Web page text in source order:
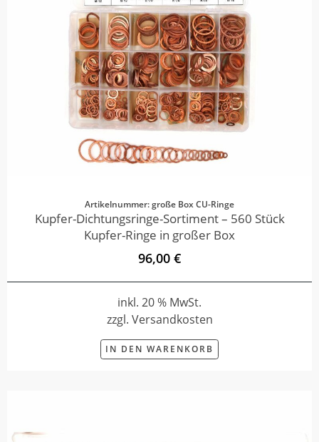
Artikelnummer: große Box CU-Ringe
Kupfer-Dichtungsringe-Sortiment – 560 Stück
Kupfer-Ringe in großer Box
96,00 €
inkl. 20 % MwSt.
zzgl. Versandkosten
IN DEN WARENKORB